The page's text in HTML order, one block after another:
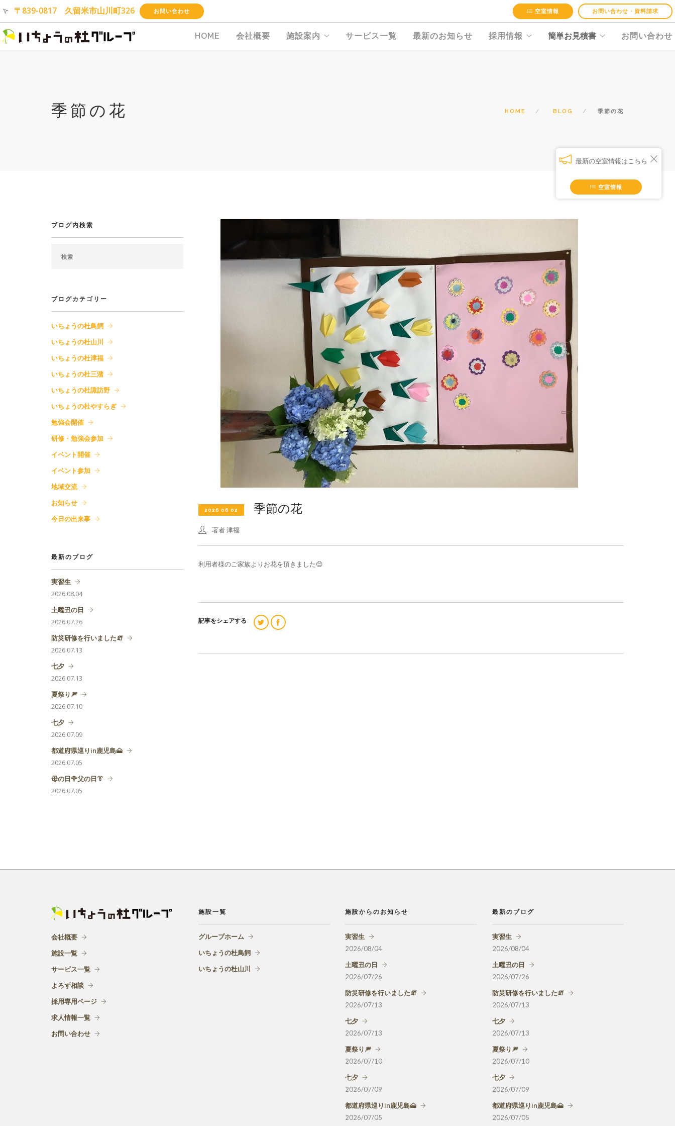
〒839-0817 久留米市山川町326 お問い合わせ お問い合わせ・資料請求
空室情報
HOME 会社概要 施設案内 サービス一覧 最新のお知らせ 採用情報 簡単お見積書 お問い合わせ
最新の空室情報はこちら
空室情報
季節の花 HOME BLOG 季節の花
2026 06 02 季節の花
著者津福
利用者様のご家族よりお花を頂きました😊
記事をシェアする
ブログ内検索
ブログカテゴリー
いちょうの杜鳥飼
いちょうの杜山川
いちょうの杜津福
いちょうの杜三潴
いちょうの杜諏訪野
いちょうの杜やすらぎ
勉強会開催
研修・勉強会参加
イベント開催
イベント参加
地域交流
お知らせ
今日の出来事
最新のブログ
実習生
2026.08.04
土曜丑の日
2026.07.26
防災研修を行いました🧯
2026.07.13
七夕
2026.07.13
夏祭り🎆
2026.07.10
七夕
2026.07.09
都道府県巡りin鹿児島🗻
2026.07.05
母の日🌹父の日👔
2026.07.05
会社概要
施設一覧
サービス一覧
よろず相談
採用専用ページ
求人情報一覧
お問い合わせ
施設一覧
グループホーム
いちょうの杜鳥飼
いちょうの杜山川
施設からのお知らせ
実習生
2026/08/04
土曜丑の日
2026/07/26
防災研修を行いました🧯
2026/07/13
七夕
2026/07/13
夏祭り🎆
2026/07/10
七夕
2026/07/09
都道府県巡りin鹿児島🗻
2026/07/05
最新のブログ
実習生
2026/08/04
土曜丑の日
2026/07/26
防災研修を行いました🧯
2026/07/13
七夕
2026/07/13
夏祭り🎆
2026/07/10
七夕
2026/07/09
都道府県巡りin鹿児島🗻
2026/07/05